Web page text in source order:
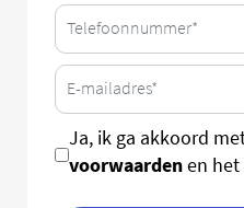
Ja, ik ga akkoord
voorwaardenen het